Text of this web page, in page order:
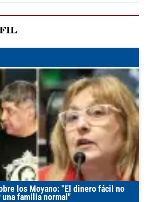
los Moyano: "El dinero fácil no
una familia normal"